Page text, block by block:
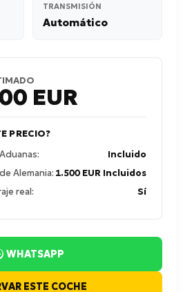
TRANSMISIÓN
Automático
EUR
PRECIO?
Incluido
Alemania: 1.500 EUR Incluidos
real:
Sí
WHATSAPP
ESTE COCHE